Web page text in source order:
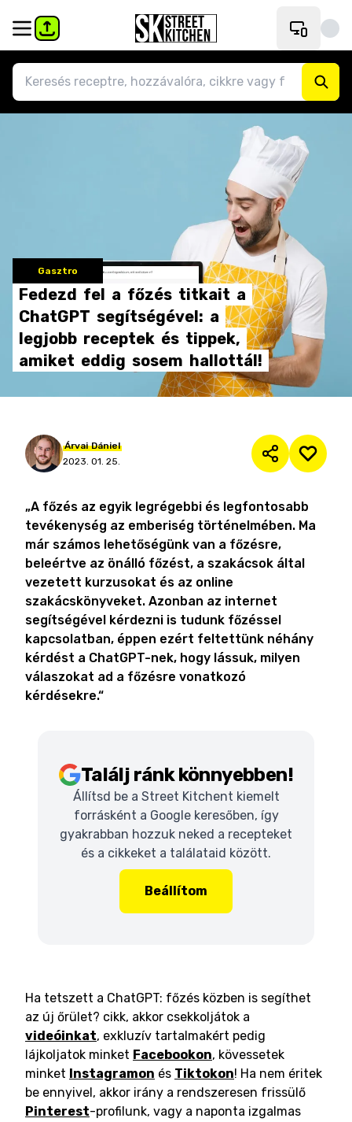
Gasztro
Fedezd fel a főzés titkait a
ChatGPT segítségével: a
legjobb receptek és tippek,
amiket eddig sosem hallottál!
Árvai Dániel
2023. 01. 25.
„A főzés az egyik legrégebbi és legfontosabb
tevékenység az emberiség történelmében. Ma
már számos lehetőségünk van a főzésre,
beleértve az önálló főzést, a szakácsok által
vezetett kurzusokat és az online
szakácskönyveket. Azonban az internet
segítségével kérdezni is tudunk főzéssel
kapcsolatban, éppen ezért feltettünk néhány
kérdést a ChatGPT-nek, hogy lássuk, milyen
válaszokat ad a főzésre vonatkozó
kérdésekre.“
Találj ránk könnyebben!
Állítsd be a Street Kitchent kiemelt
forrásként a Google keresőben, így
gyakrabban hozzuk neked a recepteket
és a cikkeket a találataid között.
Beállítom
Ha tetszett a ChatGPT: főzés közben is segíthet
az új őrület? cikk, akkor csekkoljátok a
videóinkat, exkluzív tartalmakért pedig
lájkoljatok minket Facebookon, kövessetek
minket Instagramon és Tiktokon! Ha nem éritek
be ennyivel, akkor irány a rendszeresen frissülő
Pinterest-profilunk, vagy a naponta izgalmas